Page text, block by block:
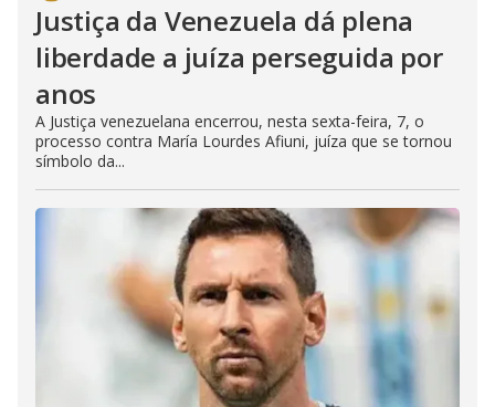
Justiça da Venezuela dá plena
liberdade a juíza perseguida por
anos
A Justiça venezuelana encerrou, nesta sexta-feira, 7, o
processo contra María Lourdes Afiuni, juíza que se tornou
símbolo da...